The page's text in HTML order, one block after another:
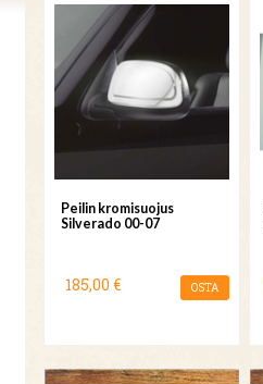
Peilin kromisuojus
Silverado 00-07
185,00 € OSTA